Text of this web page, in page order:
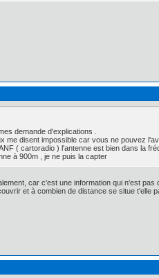
demande d'explications .
disent impossible car vous ne pouvez
( cartoradio ) l'antenne est bien dans la
à 900m , je ne puis la capter
car c'est une information qui n'est pas
et à combien de distance se situe t'elle